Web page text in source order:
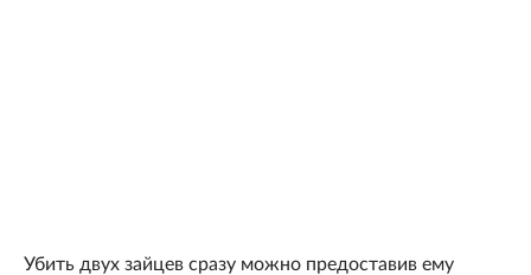
Убить двух зайцев сразу можно предоставив ему